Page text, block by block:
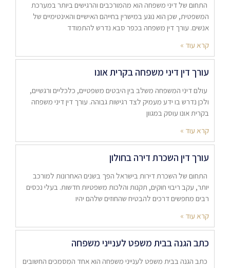
התחום של דיני משפחה הוא מהמורכבים והרגישים ביותר במערכת
המשפטית, שכן הוא נוגע במישרין בחייהם האישיים והאינטימיים של
אנשים. עורך דין משפחה בכפר סבא נדרש להתמודד
קרא עוד »
עורך דין דיני משפחה בקרית אונו
עולם דיני המשפחה משלב בין היבטים משפטיים, כלכליים ורגשיים,
ולכן נדרש בו ידע מעמיק לצד רגישות גבוהה. עורך דין דיני משפחה
בקרית אונו עוסק במגוון
קרא עוד »
עורך דין השכרת דירה בחולון
התחום של השכרת דירות בישראל הפך בשנים האחרונות למורכב
יותר, עקב ריבוי חוקים, תקנות והלכות משפטיות חדשות. בעלי נכסים
רבים מחפשים דרכים להבטיח שהחוזים שלהם יהיו
קרא עוד »
כתב הגנה בבית משפט לענייני משפחה
כתב הגנה בבית משפט לענייני משפחה הוא אחד המסמכים החשובים